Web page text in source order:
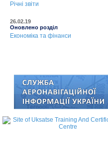
Річні звіти
26.02.19
Оновлено розділ
Економіка та фінанси